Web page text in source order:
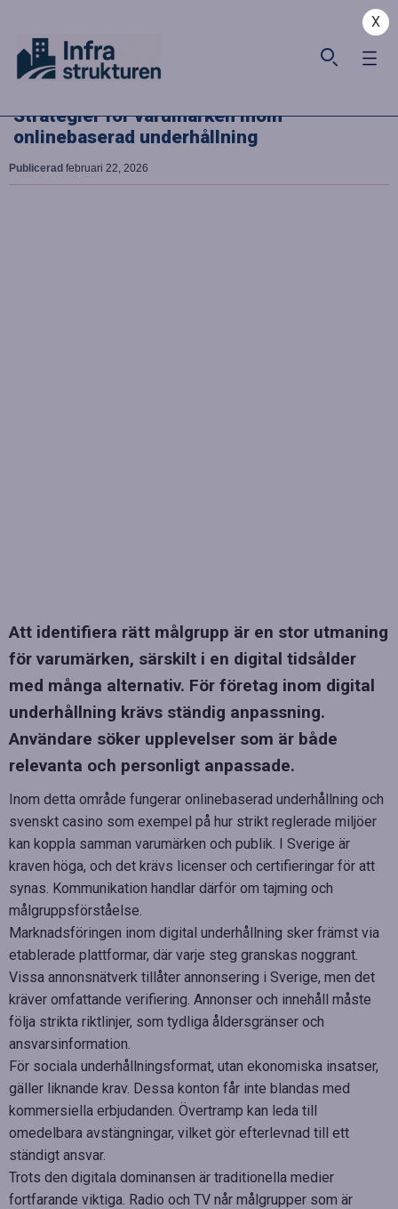
X
Strategier för varumärken inom
onlinebaserad underhållning
Publicerad februari 22, 2026
Att identifiera rätt målgrupp är en stor utmaning
för varumärken, särskilt i en digital tidsålder
med många alternativ. För företag inom digital
underhållning krävs ständig anpassning.
Användare söker upplevelser som är både
relevanta och personligt anpassade.
Inom detta område fungerar onlinebaserad underhållning och
svenskt casino som exempel på hur strikt reglerade miljöer
kan koppla samman varumärken och publik. I Sverige är
kraven höga, och det krävs licenser och certifieringar för att
synas. Kommunikation handlar därför om tajming och
målgruppsförståelse.
Marknadsföringen inom digital underhållning sker främst via
etablerade plattformar, där varje steg granskas noggrant.
Vissa annonsnätverk tillåter annonsering i Sverige, men det
kräver omfattande verifiering. Annonser och innehåll måste
följa strikta riktlinjer, som tydliga åldersgränser och
ansvarsinformation.
För sociala underhållningsformat, utan ekonomiska insatser,
gäller liknande krav. Dessa konton får inte blandas med
kommersiella erbjudanden. Övertramp kan leda till
omedelbara avstängningar, vilket gör efterlevnad till ett
ständigt ansvar.
Trots den digitala dominansen är traditionella medier
fortfarande viktiga. Radio och TV når målgrupper som är